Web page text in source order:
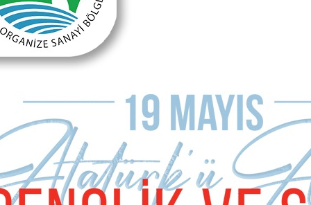
HABER YORUMLARI
İsim Soyad
E-mail Adresiniz (zorunlu değil)